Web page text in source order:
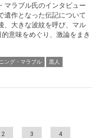
マラブル氏のインタビュー
遺作となった伝記について
、大きな波紋を呼び、マル
意味をめぐり、激論をまき
ング・マラブル 黒人
2 3 4